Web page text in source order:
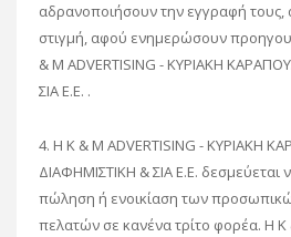
αδρανοποιήσουν την εγγραφή τους,
στιγμή, αφού ενημερώσουν
& M ADVERTISING - ΚΥΡΙΑΚΗ
ΣΙΑ Ε.Ε. .
4. Η K & M ADVERTISING - ΚΥΡΙΑΚΗ
ΔΙΑΦΗΜΙΣΤΙΚΗ & ΣΙΑ Ε.Ε. δεσμεύεται
πώληση ή ενοικίαση των
πελατών σε κανένα τρίτο φορέα. Η K